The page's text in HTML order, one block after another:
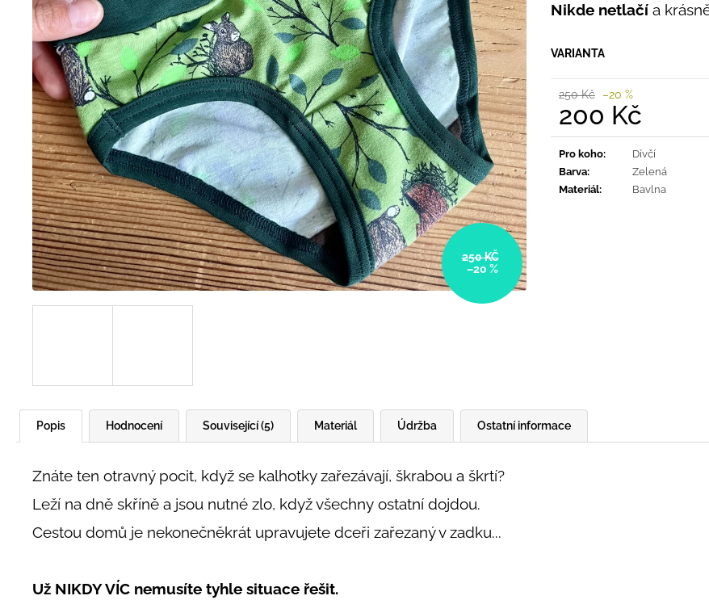
Nikde netlačí a
VARIANTA
250 Kč –20 %
200 Kč
Měrná
cena:
Pro koho:
Dívčí
Barva:
Zelená
Materiál: Bavlna
250 KČ
–20 %
Popis Hodnocení Související (5) Ostatní informace
Materiál Údržba
Znáte ten otravný pocit, když se kalhotky zařezávají, škrabou a škrtí?
Leží na dně skříně a jsou nutné zlo, když všechny ostatní dojdou.
Cestou domů je nekonečněkrát upravujete dceři zařezaný v zadku...
Už NIKDY VÍC nemusíte tyhle situace řešit.
395 Kč
395 Kč